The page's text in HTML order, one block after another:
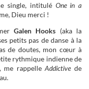
single, intitulé One in a
Dieu merci !
Galen Hooks (aka la
petits pas de danse à la
de doutes, mon cœur à
rythmique indienne de
me rappelleAddictive de